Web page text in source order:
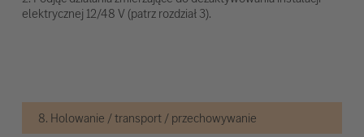
elektrycznej 12/48 V (patrz rozdział 3).
8. Holowanie / transport / przechowywanie